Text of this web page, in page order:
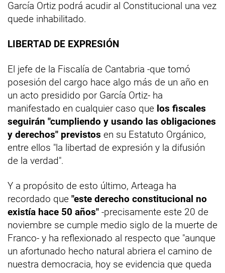
García Ortiz podrá acudir al Constitucional una vez
quede inhabilitado.
LIBERTAD DE EXPRESIÓN
El jefe de la Fiscalía de Cantabria -que tomó
posesión del cargo hace algo más de un año en
un acto presidido por García Ortiz- ha
manifestado en cualquier caso que los fiscales
seguirán "cumpliendo y usando las obligaciones
y derechos" previstos en su Estatuto Orgánico,
entre ellos "la libertad de expresión y la difusión
de la verdad".
Y a propósito de esto último, Arteaga ha
recordado que "este derecho constitucional no
existía hace 50 años" -precisamente este 20 de
noviembre se cumple medio siglo de la muerte de
Franco- y ha reflexionado al respecto que "aunque
un afortunado hecho natural abriera el camino de
nuestra democracia, hoy se evidencia que queda